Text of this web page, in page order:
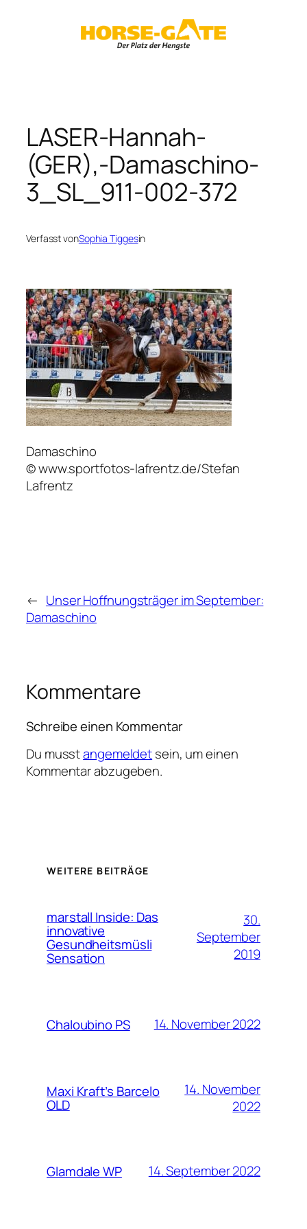
LASER-Hannah-
(GER),-Damaschino-
3_SL_911-002-372
Verfasst vonSophia Tiggesin
Damaschino
© www.sportfotos-lafrentz.de/Stefan
Lafrentz
← Unser Hoffnungsträger im September:
Damaschino
Kommentare
Schreibe einen Kommentar
Du musstangemeldetsein, um einen
Kommentar abzugeben.
WEITERE BEITRÄGE
marstall Inside: Das
innovative
Gesundheitsmüsli
Sensation
30.
September
2019
Chaloubino PS 14. November 2022
Maxi Kraft’s Barcelo
OLD
14. November
2022
Glamdale WP 14. September 2022